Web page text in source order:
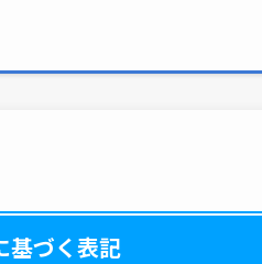
基づく表記